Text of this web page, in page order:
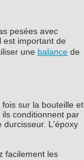
pesées avec
est important de
une balance de
sur la bouteille et
conditionnent par
durcisseur. L'époxy
facilement les